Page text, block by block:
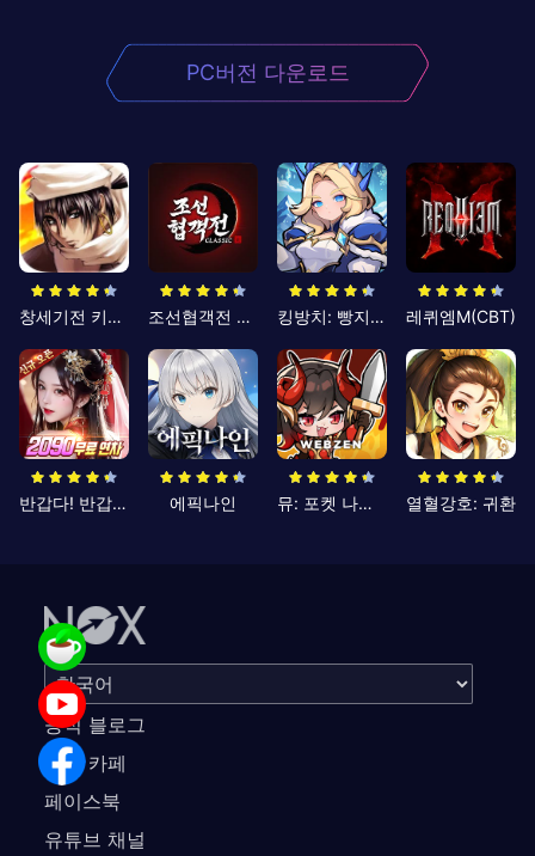
PC버전 다운로드
창세기전 키우기 조선협객전 클래식 킹방치: 빵지의 제왕 레퀴엠M(CBT)
반갑다! 반갑삼국지 에픽나인 뮤: 포켓 나이츠 열혈강호: 귀환
공식 블로그
공식 카페
페이스북
유튜브 채널